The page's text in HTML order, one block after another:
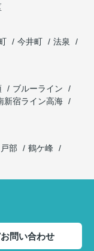
今井町
法泉
ブルーライン
新宿ライン高海
戸部
鶴ケ峰
お問い合わせ